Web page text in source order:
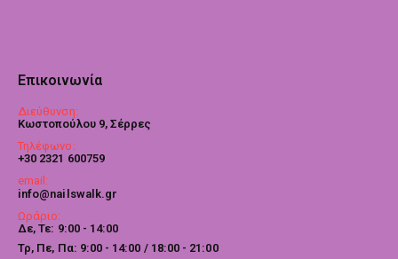
Επικοινωνία
Διεύθυνση:
Κωστοπούλου 9, Σέρρες
Τηλέφωνο:
+30 2321 600759
email:
info@nailswalk.gr
Ωράριο:
Δε, Τε: 9:00 - 14:00
Τρ, Πε, Πα: 9:00 - 14:00 / 18:00 - 21:00